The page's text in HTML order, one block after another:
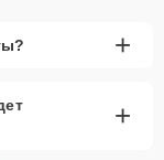
+
+